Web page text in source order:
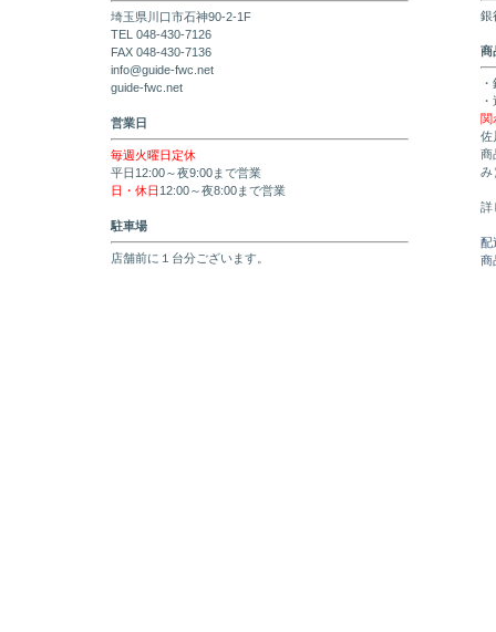
埼玉県川口市石神90-2-1F
TEL 048-430-7126
FAX 048-430-7136
info@guide-fwc.net
guide-fwc.net
営業日
毎週火曜日定休
平日12:00～夜9:00まで営業
日・休日 12:00～夜8:00まで営業
駐車場
店舗前に１台分ございます。
銀
商
関
佐
商
み
詳
配
商